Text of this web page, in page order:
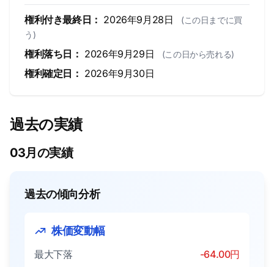
権利付き最終日： 2026年9月28日
(この日までに買
う)
権利落ち日： 2026年9月29日 (この日から売れる)
権利確定日： 2026年9月30日
過去の実績
03月の実績
過去の傾向分析
株価変動幅
最大下落
-64.00円